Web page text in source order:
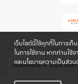
เว็บไซต์นี้ใช้คุกกี้ในการเ
ในการใช้งาน หากท่านใช้
และนโยบายความเป็นส่ว
สงวนลิขสิทธิ์ © 2026 บริษัท